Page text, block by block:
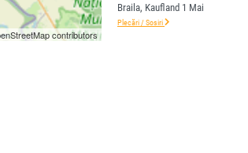
contributors
Braila, Kaufland 1 Mai
Plecări / Sosiri